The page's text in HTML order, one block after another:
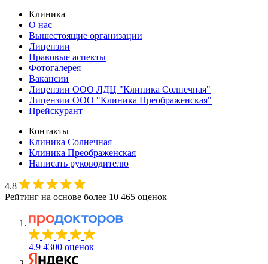
Клиника
О нас
Вышестоящие организации
Лицензии
Правовые аспекты
Фотогалерея
Вакансии
Лицензии ООО ЛДЦ "Клиника Солнечная"
Лицензии ООО "Клиника Преображенская"
Прейскурант
Контакты
Клиника Солнечная
Клиника Преображенская
Написать руководителю
4.8
Рейтинг на основе более 10 465 оценок
4.9 4300 оценок